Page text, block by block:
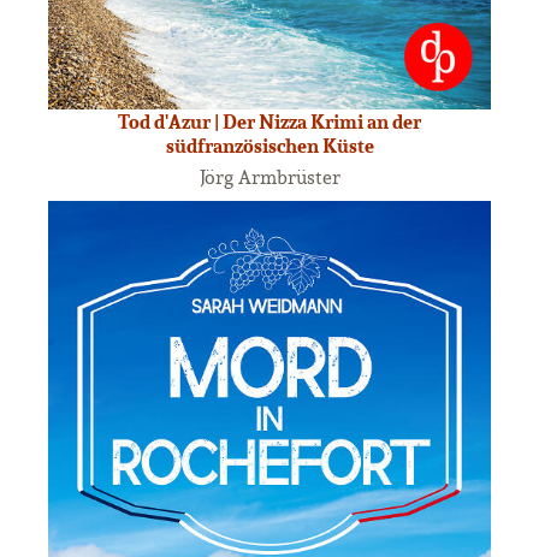
Tod d'Azur | Der Nizza Krimi an der
südfranzösischen Küste
Jörg Armbrüster